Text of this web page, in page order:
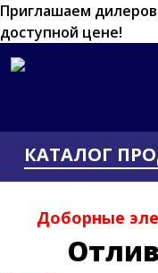
Приглашаем
доступной цене!
КАТАЛОГ
Доборные